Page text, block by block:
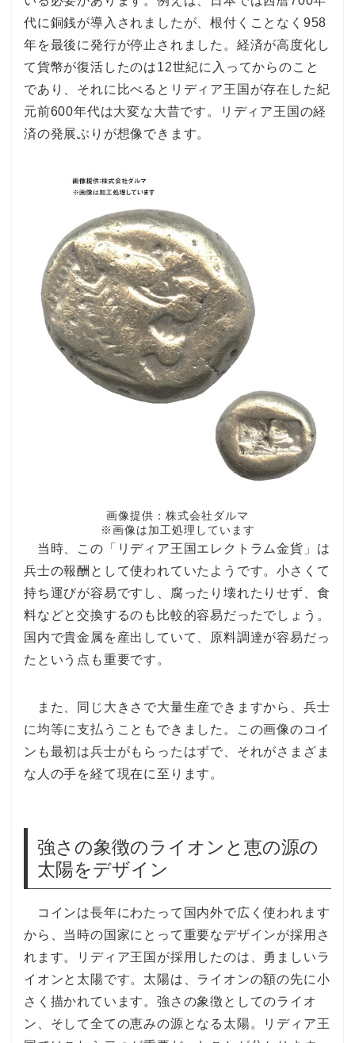
代に銅銭が導入されましたが、根付くことなく958
年を最後に発行が停止されました。経済が高度化し
て貨幣が復活したのは12世紀に入ってからのこと
であり、それに比べるとリディア王国が存在した紀
元前600年代は大変な大昔です。リディア王国の経
済の発展ぶりが想像できます。
画像提供：株式会社ダルマ
※画像は加工処理しています
当時、この「リディア王国エレクトラム金貨」は
兵士の報酬として使われていたようです。小さくて
持ち運びが容易ですし、腐ったり壊れたりせず、食
料などと交換するのも比較的容易だったでしょう。
国内で貴金属を産出していて、原料調達が容易だっ
たという点も重要です。
また、同じ大きさで大量生産できますから、兵士
に均等に支払うこともできました。この画像のコイ
ンも最初は兵士がもらったはずで、それがさまざま
な人の手を経て現在に至ります。
強さの象徴のライオンと恵の源の
太陽をデザイン
コインは長年にわたって国内外で広く使われます
から、当時の国家にとって重要なデザインが採用さ
れます。リディア王国が採用したのは、勇ましいラ
イオンと太陽です。太陽は、ライオンの額の先に小
さく描かれています。強さの象徴としてのライオ
ン、そして全ての恵みの源となる太陽。リディア王